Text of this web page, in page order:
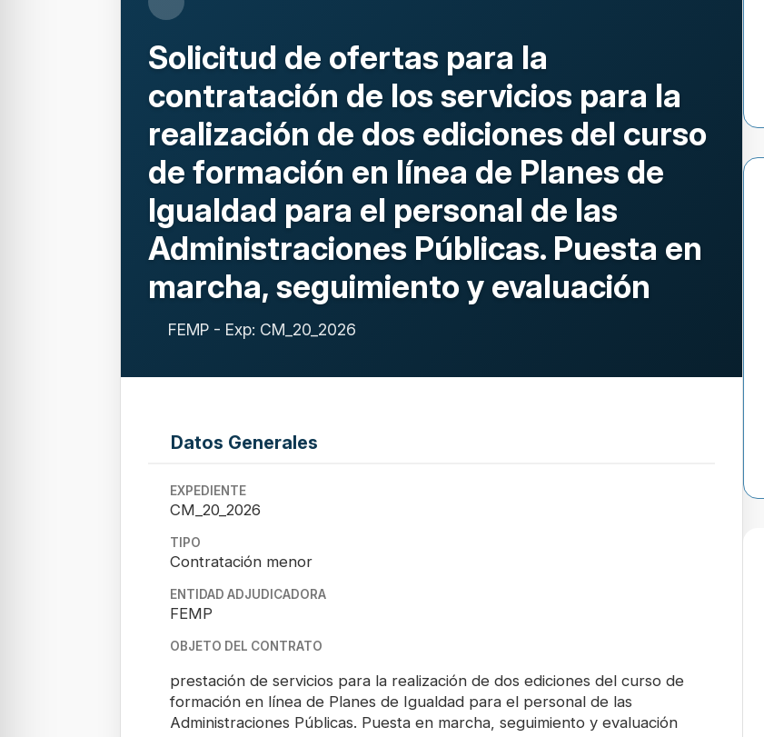
Solicitud de ofertas para la
contratación de los servicios para la
realización de dos ediciones del curso
de formación en línea de Planes de
Igualdad para el personal de las
Administraciones Públicas. Puesta en
marcha, seguimiento y evaluación
FEMP - Exp: CM_20_2026
Datos Generales
EXPEDIENTE
CM_20_2026
TIPO
Contratación menor
ENTIDAD ADJUDICADORA
FEMP
OBJETO DEL CONTRATO
prestación de servicios para la realización de dos ediciones del curso de
formación en línea de Planes de Igualdad para el personal de las
Administraciones Públicas. Puesta en marcha, seguimiento y evaluación